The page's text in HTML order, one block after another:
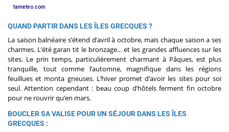
QUAND PARTIR DANS LES ÎLES GRECQUES ?
La saison balnéaire s’étend d’avril à octobre, mais chaque saison a ses
charmes. L’été garan tit le bronzage… et les grandes affluences sur les
sites. Le prin temps, particulièrement charmant à Pâques, est plus
tranquille, tout comme l’automne, magnifique dans les régions
feuillues et monta gneuses. L’hiver promet d’avoir les sites pour soi
seul. Attention cependant : beau coup d’hôtels ferment fin octobre
pour ne rouvrir qu’en mars.
BOUCLER SA VALISE POUR UN SÉJOUR DANS LES ÎLES
GRECQUES :